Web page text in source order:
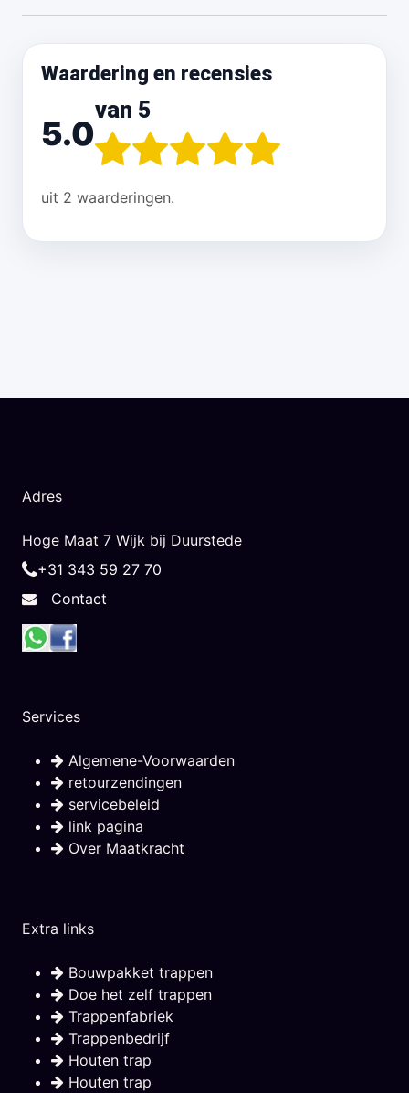
Waardering en recensies
5.0
van 5
uit 2 waarderingen.
Adres
Hoge Maat 7 Wijk bij Duurstede
+31 343 59 27 70
Contact
Services
Algemene-Voorwaarden
retourzendingen
servicebeleid
link pagina
Over Maatkracht
Extra links
Bouwpakket trappen
Doe het zelf trappen
Trappenfabriek
Trappenbedrijf
Houten trap
Houten trap